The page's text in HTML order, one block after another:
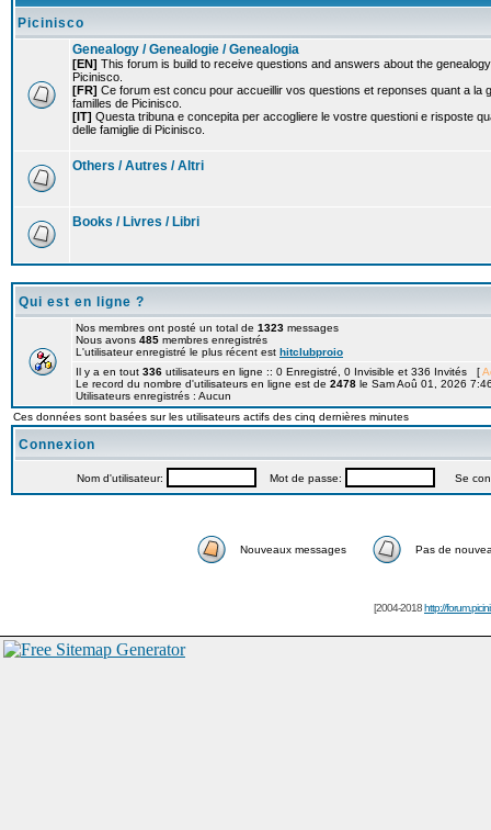
Picinisco
Genealogy / Genealogie / Genealogia
[EN] This forum is build to receive questions and answers about the
Picinisco.
[FR] Ce forum est concu pour accueillir vos questions et reponses quant a la
familles de Picinisco.
[IT] Questa tribuna e concepita per accogliere le vostre questioni e risposte
delle famiglie di Picinisco.
Others / Autres / Altri
Books / Livres / Libri
Qui est en ligne ?
Nos membres ont posté un total de 1323 messages
Nous avons 485 membres enregistrés
L'utilisateur enregistré le plus récent est hitclubproio
Il y a en tout 336 utilisateurs en ligne :: 0 Enregistré, 0 Invisible et 336 Invités [
Le record du nombre d'utilisateurs en ligne est de 2478 le Sam Aoû 01, 2026
Utilisateurs enregistrés : Aucun
Ces données sont basées sur les utilisateurs actifs des cinq dernières minutes
Connexion
Nom d'utilisateur: Mot de passe: Se
Nouveaux messages Pas de
[2004-2018http://